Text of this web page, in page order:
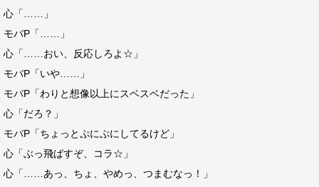
心「……」
モバP「……」
心「……おい、反応しろよ☆」
モバP「いや……」
モバP「わりと想像以上にスベスベだった」
心「だろ？」
モバP「ちょっとぷにぷにしてるけど」
心「ぶっ飛ばすぞ、コラ☆」
心「……あっ、ちょ、やめっ、つまむなっ！」